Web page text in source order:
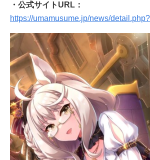
・公式サイトURL：
https://umamusume.jp/news/